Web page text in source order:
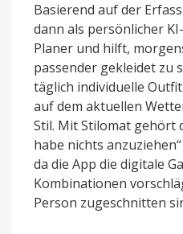
Basierend auf der
dann als persönlicher
Planer und hilft,
passender gekleidet zu
täglich individuelle
auf dem aktuellen
Stil. Mit Stilomat gehört
habe nichts
da die App die digitale
Kombinationen
Person zugeschnitten